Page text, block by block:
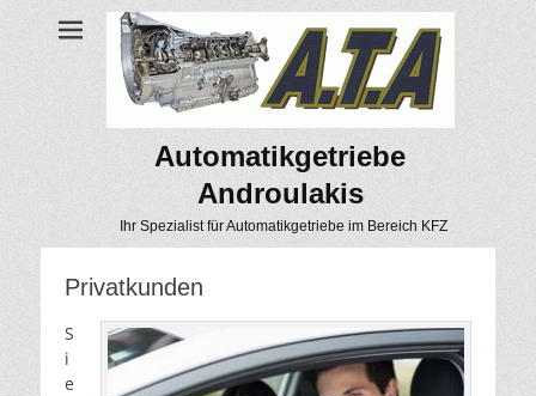
Automatikgetriebe
Androulakis
Ihr Spezialist für Automatikgetriebe im Bereich KFZ
Privatkunden
S
i
e